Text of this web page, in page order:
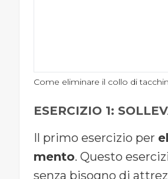
Come eliminare il collo di
ESERCIZIO 1:
Il primo esercizio per
mento. Questo
senza bisogno di